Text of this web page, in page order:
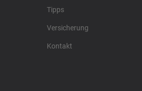
Tipps
Versicherung
Kontakt